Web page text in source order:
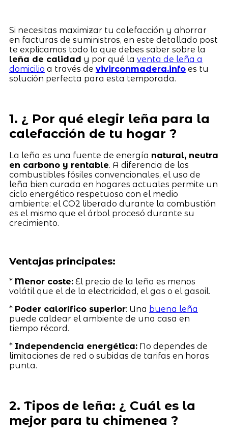
Si necesitas maximizar tu calefacción y ahorrar
en facturas de suministros, en este detallado post
te explicamos todo lo que debes saber sobre la
leña de calidad y por qué la venta de leña a
domicilio a través de vivirconmadera.infoes tu
solución perfecta para esta temporada.
1. ¿ Por qué elegir leña para la
calefacción de tu hogar ?
La leña es una fuente de energía natural, neutra
en carbono y rentable. A diferencia de los
combustibles fósiles convencionales, el uso de
leña bien curada en hogares actuales permite un
ciclo energético respetuoso con el medio
ambiente: el CO2 liberado durante la combustión
es el mismo que el árbol procesó durante su
crecimiento.
Ventajas principales:
* Menor coste:El precio de la leña es menos
volátil que el de la electricidad, el gas o el gasoil.
* Poder calorífico superior: Una buena leña
puede caldear el ambiente de una casa en
tiempo récord.
* Independencia energética:No dependes de
limitaciones de red o subidas de tarifas en horas
punta.
2. Tipos de leña: ¿ Cuál es la
mejor para tu chimenea ?